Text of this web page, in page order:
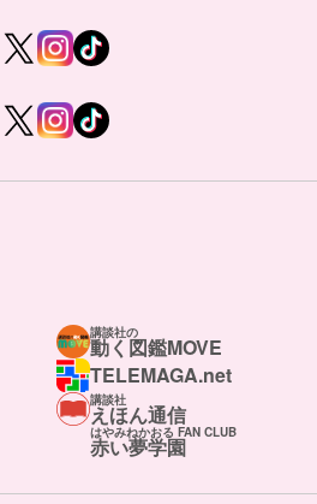
講談社の
動く図鑑MOVE
TELEMAGA.net
講談社
えほん通信
はやみねかおる FAN CLUB
赤い夢学園